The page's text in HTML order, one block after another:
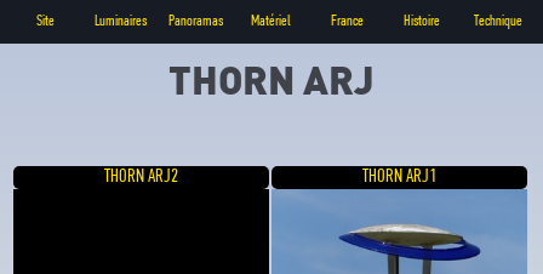
Site Luminaires Panoramas Matériel France Histoire Technique
THORN ARJ
THORN ARJ2 THORN ARJ1